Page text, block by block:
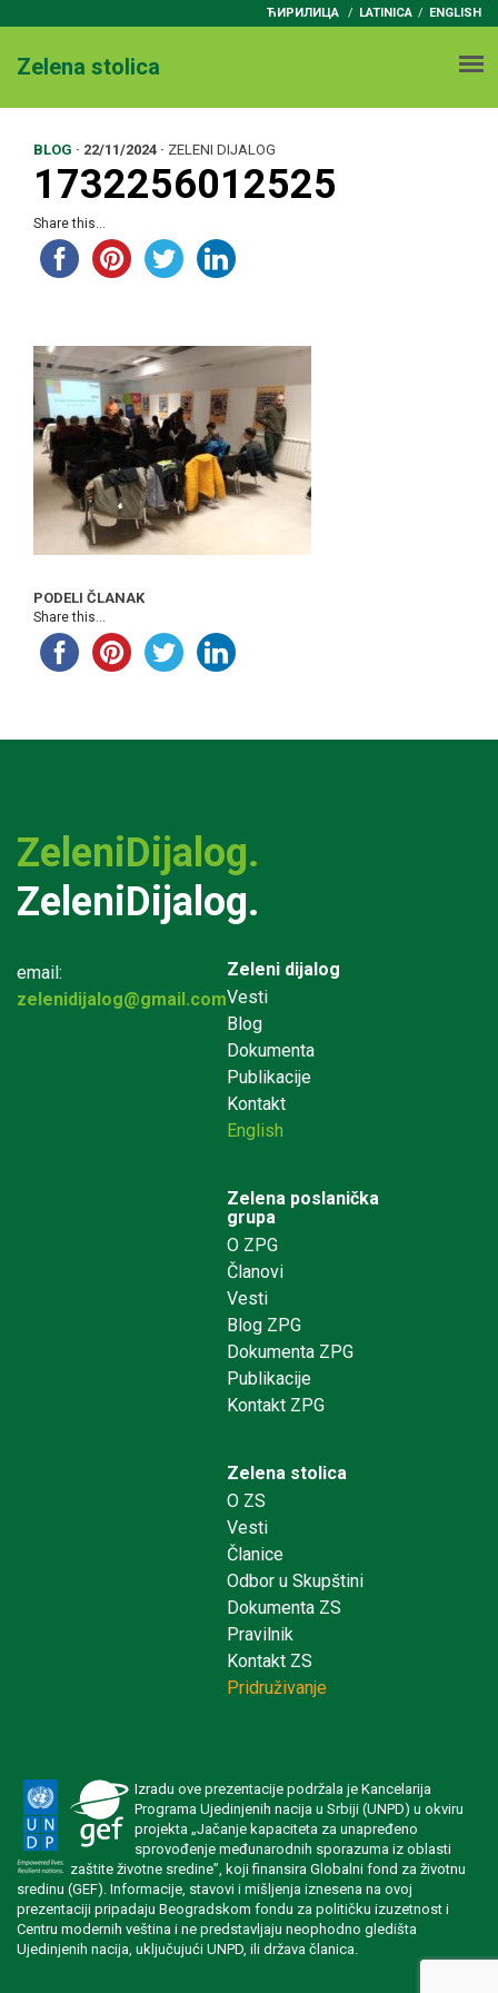
ЋИРИЛИЦА / LATINICA ENGLISH
Zelena stolica
BLOG · 22/11/2024 · ZELENI DIJALOG
1732256012525
Share this...
PODELI ČLANAK
Share this...
ZeleniDijalog.
ZeleniDijalog.
email:
zelenidijalog@gmail.com
Zeleni dijalog
Vesti
Blog
Dokumenta
Publikacije
Kontakt
English
Zelena poslanička
grupa
O ZPG
Članovi
Vesti
Blog ZPG
Dokumenta ZPG
Publikacije
Kontakt ZPG
Zelena stolica
O ZS
Vesti
Članice
Odbor u Skupštini
Dokumenta ZS
Pravilnik
Kontakt ZS
Pridruživanje
Izradu ove prezentacije podržala je Kancelarija
Programa Ujedinjenih nacija u Srbiji (UNPD) u okviru
projekta „Jačanje kapaciteta za unapređeno
sprovođenje međunarodnih sporazuma iz oblasti
zaštite životne sredine”, koji finansira Globalni fond za životnu
sredinu (GEF). Informacije, stavovi i mišljenja iznesena na ovoj
prezentaciji pripadaju Beogradskom fondu za političku izuzetnost i
Centru modernih veština i ne predstavljaju neophodno gledišta
Ujedinjenih nacija, uključujući UNPD, ili država članica.